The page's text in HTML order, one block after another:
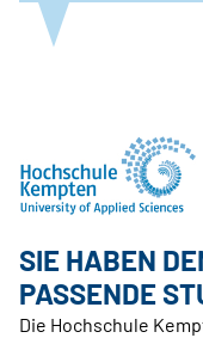
SIE HABEN
PASSENDE
Die Hochschule